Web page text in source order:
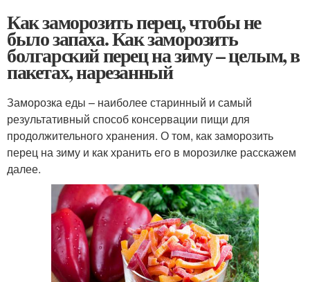
Как заморозить перец, чтобы не
было запаха. Как заморозить
болгарский перец на зиму – целым, в
пакетах, нарезанный
Заморозка еды – наиболее старинный и самый
результативный способ консервации пищи для
продолжительного хранения. О том, как заморозить
перец на зиму и как хранить его в морозилке расскажем
далее.